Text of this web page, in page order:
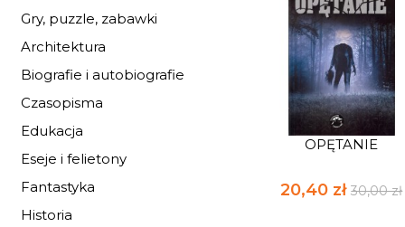
Gry, puzzle, zabawki
Architektura
Biografie i autobiografie
Czasopisma
Edukacja
Eseje i felietony
Fantastyka
Historia
OPĘTANIE
20,40 zł30,00 zł